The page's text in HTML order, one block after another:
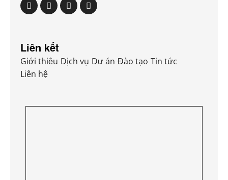
Liên kết
Giới thiệu Dịch vụ Dự án Đào tạo Tin tức
Liên hệ